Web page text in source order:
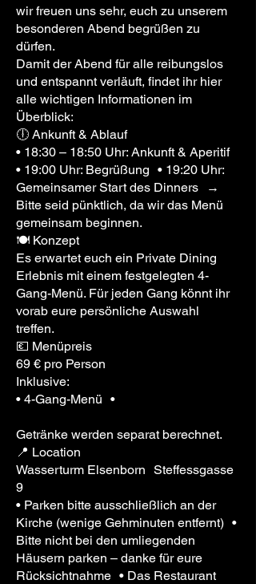
wir freuen uns sehr, euch zu unserem
besonderen Abend begrüßen zu
dürfen.
Damit der Abend für alle reibungslos
und entspannt verläuft, findet ihr hier
alle wichtigen Informationen im
Überblick:
🕕 Ankunft & Ablauf
• 18:30 – 18:50 Uhr: Ankunft & Aperitif
• 19:00 Uhr: Begrüßung • 19:20 Uhr:
Gemeinsamer Start des Dinners →
Bitte seid pünktlich, da wir das Menü
gemeinsam beginnen.
🍽️ Konzept
Es erwartet euch ein Private Dining
Erlebnis mit einem festgelegten 4-
Gang-Menü. Für jeden Gang könnt ihr
vorab eure persönliche Auswahl
treffen.
💶 Menüpreis
69 € pro Person
Inklusive:
• 4-Gang-Menü •
Getränke werden separat berechnet.
📍 Location
Wasserturm Elsenborn Steffessgasse
9
• Parken bitte ausschließlich an der
Kirche (wenige Gehminuten entfernt) •
Bitte nicht bei den umliegenden
Häusern parken – danke für eure
Rücksichtnahme • Das Restaurant